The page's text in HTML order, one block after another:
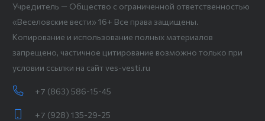
Учредитель — Общество с ограниченной ответственностью
«Веселовские вести» 16+ Все права защищены.
Копирование и использование полных материалов
запрещено, частичное цитирование возможно только при
условии ссылки на сайт ves-vesti.ru
+7 (863) 586-15-45
+7 (928) 135-29-25